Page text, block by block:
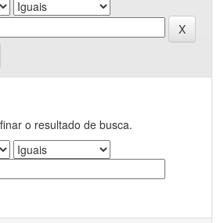
o resultado de busca.